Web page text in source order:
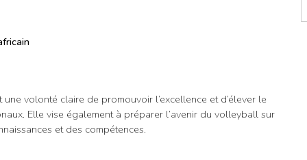
volonté claire de promouvoir l’excellence et d’élever le
Elle vise également à préparer l’avenir du volleyball sur
et des compétences.